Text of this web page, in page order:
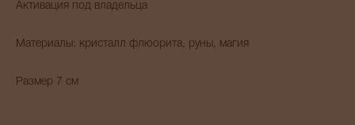
Активация под владельца
Материалы: кристалл флюорита, руны, магия
Размер 7 см